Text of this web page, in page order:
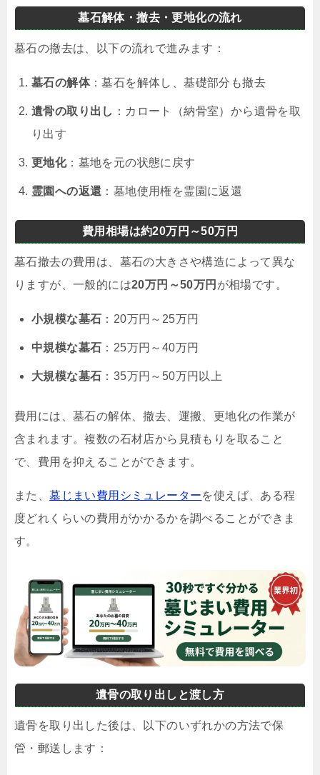
墓石解体・撤去・更地化の流れ
墓石の撤去は、以下の流れで進みます：
墓石の解体：墓石を解体し、基礎部分も撤去
遺骨の取り出し ：カロート（納骨室）から遺骨を取
り出す
更地化：墓地を元の状態に戻す
霊園への返還 ：墓地使用権を霊園に返還
費用相場は約20万円～50万円
墓石撤去の費用は、墓石の大きさや構造によって異な
りますが、一般的には20万円～50万円 が相場です。
小規模な墓石 ：20万円～25万円
中規模な墓石 ：25万円～40万円
大規模な墓石 ：35万円～50万円以上
費用には、墓石の解体、撤去、運搬、更地化の作業が
含まれます。複数の石材店から見積もりを取ること
で、費用を抑えることができます。
また、墓じまい費用シミュレーターを使えば、ある程
度どれくらいの費用がかかるかを調べることができま
す。
遺骨の取り出しと渡し方
遺骨を取り出した後は、以下のいずれかの方法で保
管・郵送します：